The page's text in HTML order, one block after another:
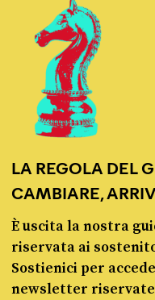
LA REGOLA DEL
CAMBIARE,
È uscita la nostra
riservata ai
Sostienici per
newsletter
©
Pagella Politica è una testata
marzo